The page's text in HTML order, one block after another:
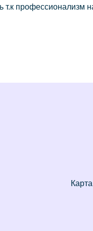
т.к профессионализм